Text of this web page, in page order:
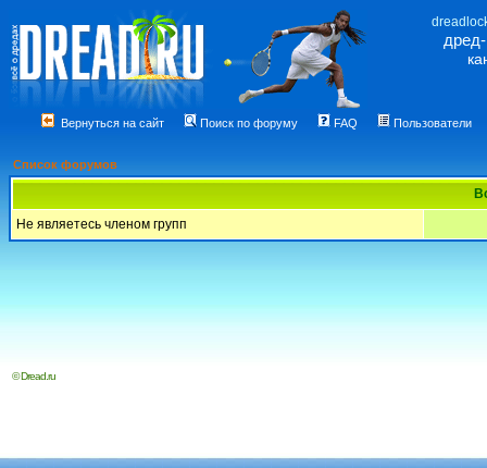
Вернуться на сайт Поиск по форуму FAQ Пользователи
Список форумов
Не являетесь членом групп
© Dread.ru